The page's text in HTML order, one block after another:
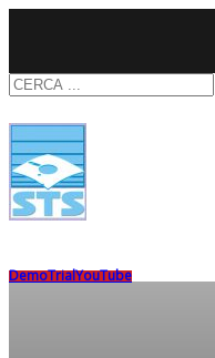
DemoTrialYouTube